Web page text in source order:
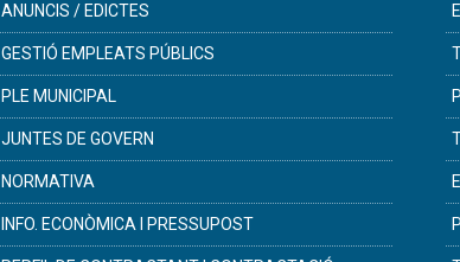
ANUNCIS / EDICTES
GESTIÓ EMPLEATS PÚBLICS
PLE MUNICIPAL
JUNTES DE GOVERN
NORMATIVA
INFO. ECONÒMICA I PRESSUPOST